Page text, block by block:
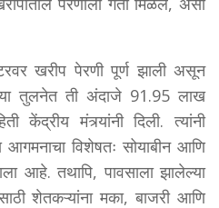
खरीप पेरणी पूर्ण झाली असून
तुलनेत ती अंदाजे 91.95 लाख
केंद्रीय मंत्र्यांनी दिली. त्यांनी
आगमनाचा विशेषतः सोयाबीन आणि
आहे. तथापि, पावसाला झालेल्या
शेतकऱ्यांना मका, बाजरी आणि